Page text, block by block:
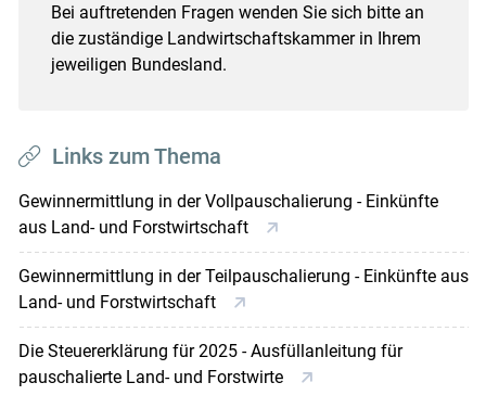
Bei auftretenden Fragen wenden Sie sich bitte an
die zuständige Landwirtschaftskammer in Ihrem
jeweiligen Bundesland.
Links zum Thema
Gewinnermittlung in der Vollpauschalierung - Einkünfte
aus Land- und Forstwirtschaft
Gewinnermittlung in der Teilpauschalierung - Einkünfte aus
Land- und Forstwirtschaft
Die Steuererklärung für 2025 - Ausfüllanleitung für
pauschalierte Land- und Forstwirte